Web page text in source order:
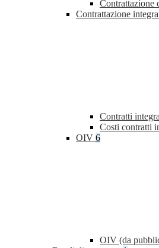
Contrattazione
Contrattazione
Contratti
Costi contratti
OIV 6
OIV (da